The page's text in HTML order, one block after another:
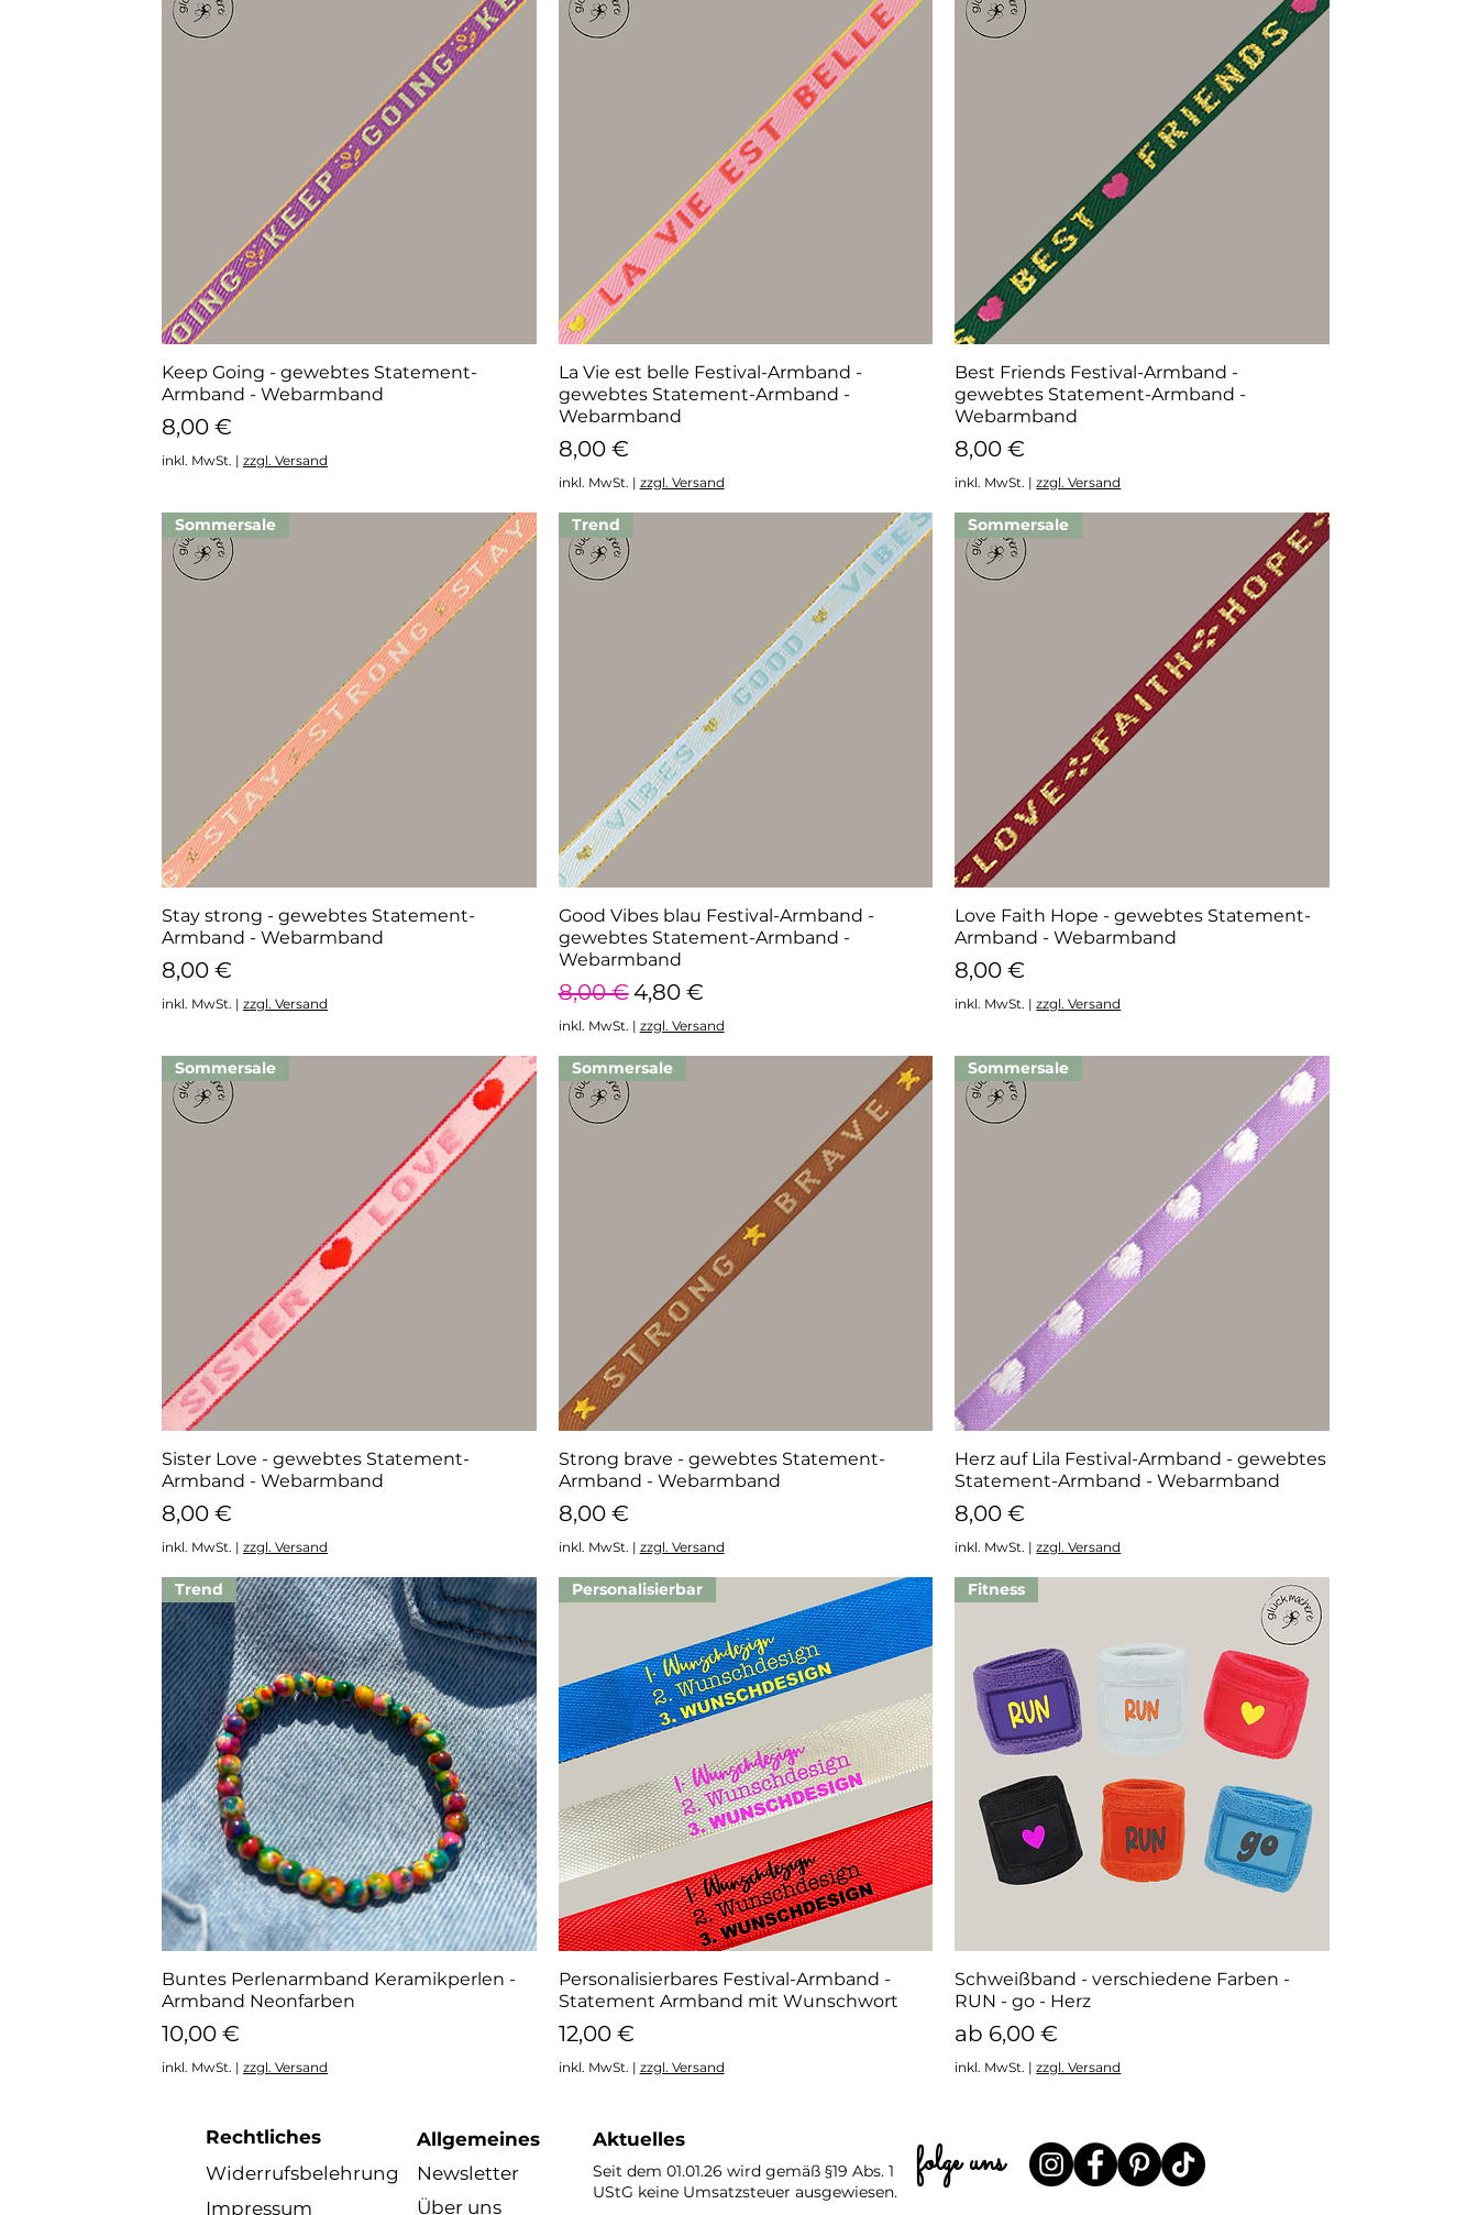
Schnellansicht
Keep Going - gewebtes Statement-
Armband - Webarmband
Preis
8,00 €
inkl. MwSt. | zzgl. Versand
Schnellansicht
La Vie est belle Festival-Armband -
gewebtes Statement-Armband -
Webarmband
Preis
8,00 €
inkl. MwSt. | zzgl. Versand
Schnellansicht
Best Friends Festival-Armband -
gewebtes Statement-Armband -
Webarmband
Preis
8,00 €
inkl. MwSt. |zzgl. Versand
Schnellansicht
Sommersale
Stay strong - gewebtes Statement-
Armband - Webarmband
Preis
8,00 €
inkl. MwSt. | zzgl. Versand
Schnellansicht
Trend
Good Vibes blau Festival-Armband -
gewebtes Statement-Armband -
Webarmband
Standardpreis
8,00 €Sale-Preis
4,80 €
inkl. MwSt. | zzgl. Versand
Schnellansicht
Sommersale
Love Faith Hope - gewebtes Statement-
Armband - Webarmband
Preis
8,00 €
inkl. MwSt. |zzgl. Versand
Schnellansicht
Sommersale
Sister Love - gewebtes Statement-
Armband - Webarmband
Preis
8,00 €
inkl. MwSt. | zzgl. Versand
Schnellansicht
Sommersale
Strong brave - gewebtes Statement-
Armband - Webarmband
Preis
8,00 €
inkl. MwSt. | zzgl. Versand
Schnellansicht
Sommersale
Herz auf Lila Festival-Armband - gewebtes
Statement-Armband - Webarmband
Preis
8,00 €
inkl. MwSt. |zzgl. Versand
Schnellansicht
Trend
Buntes Perlenarmband Keramikperlen -
Armband Neonfarben
Preis
10,00 €
inkl. MwSt. | zzgl. Versand
Schnellansicht
Personalisierbar
Personalisierbares Festival-Armband -
Statement Armband mit Wunschwort
Preis
12,00 €
inkl. MwSt. | zzgl. Versand
Schnellansicht
Fitness
Schweißband - verschiedene Farben -
RUN - go - Herz
ab 6,00 €
Sale-Preis
inkl. MwSt. |zzgl. Versand
Rechtliches
Widerrufsbelehrung
Impressum
Allgemeines
Newsletter
Über uns
Aktuelles
Seit dem 01.01.26 wird gemäß §19 Abs. 1
UStG keine Umsatzsteuer ausgewiesen.
folge uns